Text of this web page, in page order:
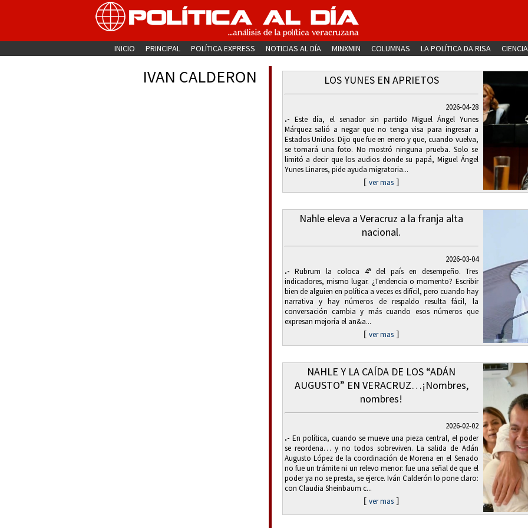
INICIO PRINCIPAL POLÍTICA EXPRESS NOTICIAS AL DÍA MINXMIN COLUMNAS LA POLÍTICA DA RISA CIENCIA
IVAN CALDERON LOS YUNES EN APRIETOS
2026-04-28
.- Este día, el senador sin partido Miguel Ángel Yunes
Márquez salió a negar que no tenga visa para ingresar a
Estados Unidos. Dijo que fue en enero y que, cuando vuelva,
se tomará una foto. No mostró ninguna prueba. Solo se
limitó a decir que los audios donde su papá, Miguel Ángel
Yunes Linares, pide ayuda migratoria...
[ ver mas ]
Nahle eleva a Veracruz a la franja alta
nacional.
2026-03-04
.- Rubrum la coloca 4ª del país en desempeño. Tres
indicadores, mismo lugar. ¿Tendencia o momento? Escribir
bien de alguien en política a veces es difícil, pero cuando hay
narrativa y hay números de respaldo resulta fácil, la
conversación cambia y más cuando esos números que
expresan mejoría el an&a...
[ ver mas ]
NAHLE Y LA CAÍDA DE LOS “ADÁN
AUGUSTO” EN VERACRUZ…¡Nombres,
nombres!
2026-02-02
.- En política, cuando se mueve una pieza central, el poder
se reordena… y no todos sobreviven. La salida de Adán
Augusto López de la coordinación de Morena en el Senado
no fue un trámite ni un relevo menor: fue una señal de que el
poder ya no se presta, se ejerce. Iván Calderón lo pone claro:
con Claudia Sheinbaum c...
[ ver mas ]